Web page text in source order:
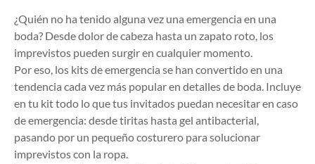
¿Quién no ha tenido alguna vez una emergencia en una
boda? Desde dolor de cabeza hasta un zapato roto, los
imprevistos pueden surgir en cualquier momento.
Por eso, los kits de emergencia se han convertido en una
tendencia cada vez más popular en detalles de boda. Incluye
en tu kit todo lo que tus invitados puedan necesitar en caso
de emergencia: desde tiritas hasta gel antibacterial,
pasando por un pequeño costurero para solucionar
imprevistos con la ropa.